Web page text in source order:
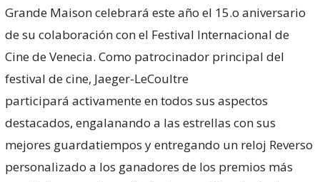
Grande Maison celebrará este año el 15.o aniversario
de su colaboración con el Festival Internacional de
Cine de Venecia. Como patrocinador principal del
festival de cine, Jaeger-LeCoultre
participará activamente en todos sus aspectos
destacados, engalanando a las estrellas con sus
mejores guardatiempos y entregando un reloj Reverso
personalizado a los ganadores de los premios más